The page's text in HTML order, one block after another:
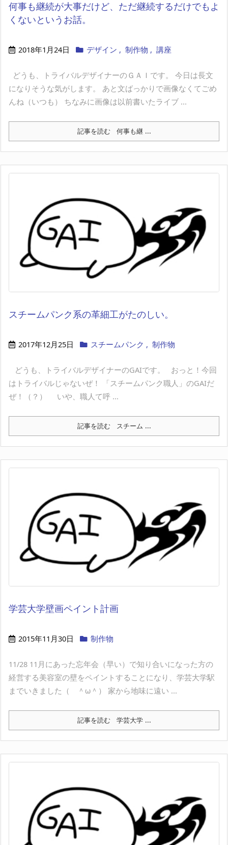
何事も継続が大事だけど、ただ継続するだけでもよ
くないというお話。
2018年1月24日 デザイン , 制作物 , 講座
どうも、トライバルデザイナーのＧＡＩです。 今日は長文
になりそうな気がします。 あと文ばっかりで画像なくてごめ
んね（いつも） ちなみに画像は以前書いたライブ ...
記事を読む 何事も継 ...
スチームパンク系の革細工がたのしい。
2017年12月25日 スチームパンク , 制作物
​ どうも、トライバルデザイナーのGAIです。 おっと！今回
はトライバルじゃないぜ！ 「スチームパンク職人」のGAIだ
ぜ！（？） いや、職人て呼 ...
記事を読む スチーム ...
学芸大学壁画ペイント計画
2015年11月30日 制作物
11/28 11月にあった忘年会（早い）で知り合いになった方の
経営する美容室の壁をペイントすることになり、学芸大学駅
までいきました（ ＾ω＾） 家から地味に遠い ...
記事を読む 学芸大学 ...